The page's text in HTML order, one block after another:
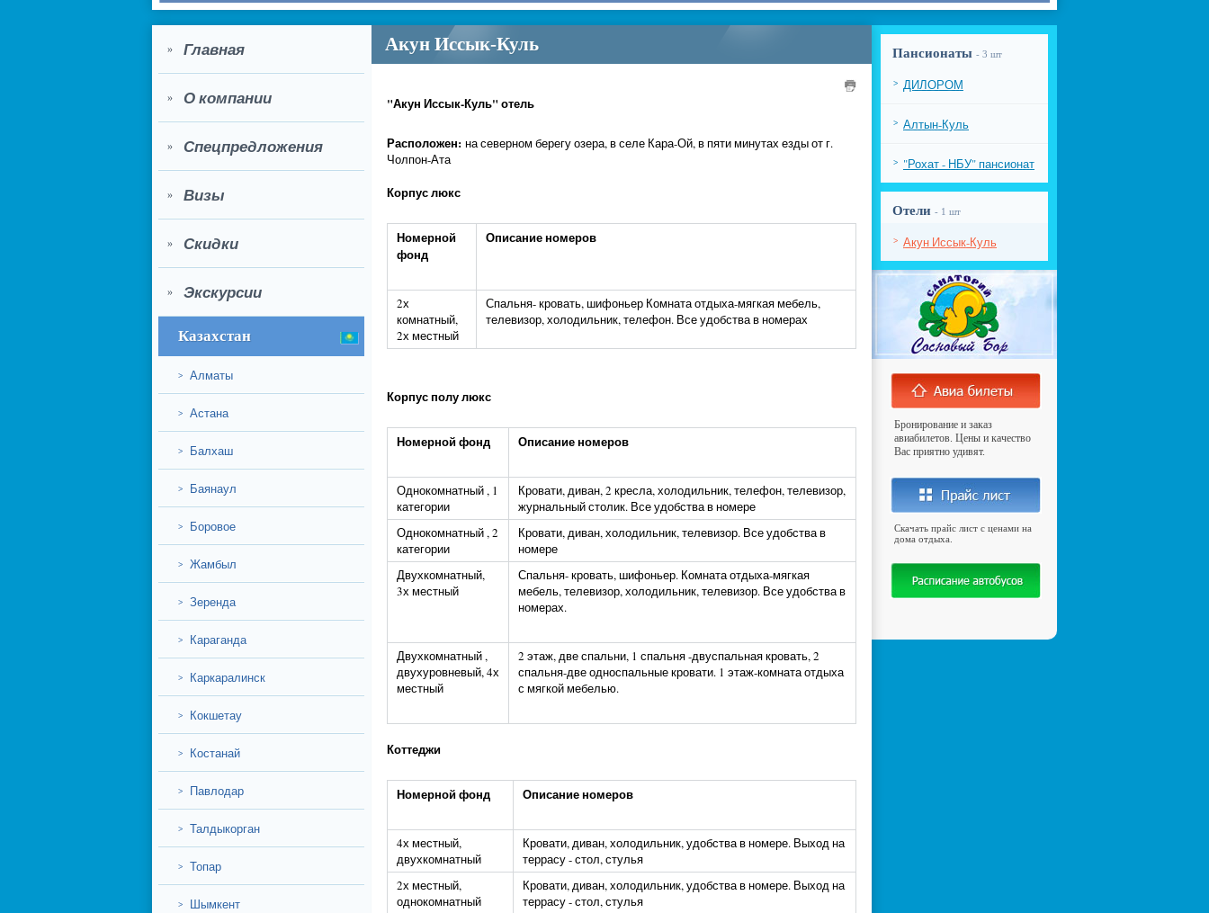
» Главная
» О компании
» Спецпредложения
» Визы
» Скидки
» Экскурсии
Казахстан
> Алматы
> Астана
> Балхаш
> Баянаул
> Боровое
> Жамбыл
> Зеренда
> Караганда
> Каркаралинск
> Кокшетау
> Костанай
> Павлодар
> Талдыкорган
> Топар
> Шымкент
Акун Иссык-Куль
"Акун Иссык-Куль" отель
Расположен: на северном берегу озера, в селе Кара-Ой, в пяти минутах езды от г.
Чолпон-Ата
Корпус люкс
Номерной
фонд
Описание номеров
2х
комнатный,
2х местный
Спальня- кровать, шифоньер Комната отдыха-мягкая мебель,
телевизор, холодильник, телефон. Все удобства в номерах
Корпус полу люкс
Номерной фонд Описание номеров
Однокомнатный , 1
категории
Кровати, диван, 2 кресла, холодильник, телефон, телевизор,
журнальный столик. Все удобства в номере
Однокомнатный , 2
категории
Кровати, диван, холодильник, телевизор. Все удобства в
номере
Двухкомнатный,
3х местный
Спальня- кровать, шифоньер. Комната отдыха-мягкая
мебель, телевизор, холодильник, телевизор. Все удобства в
номерах.
Двухкомнатный ,
двухуровневый, 4х
местный
2 этаж, две спальни, 1 спальня -двуспальная кровать, 2
спальня-две односпальные кровати. 1 этаж-комната отдыха
с мягкой мебелью.
Коттеджи
Номерной фонд Описание номеров
4х местный,
двухкомнатный
Кровати, диван, холодильник, удобства в номере. Выход на
террасу - стол, стулья
2х местный,
однокомнатный
Кровати, диван, холодильник, удобства в номере. Выход на
террасу - стол, стулья
Пансионаты - 3 шт
> ДИЛОРОМ
> Алтын-Куль
> "Рохат - НБУ" пансионат
Отели - 1 шт
> Акун Иссык-Куль
Бронирование и заказ
авиабилетов. Цены и качество
Вас приятно удивят.
Скачать прайс лист с ценами на
дома отдыха.